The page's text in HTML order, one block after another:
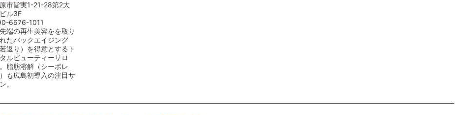
市皆実1-21-28第2大
ル3F
6676-1011
端の再生美容をを取り
たバックエイジング
若返り）を得意とするト
ルビューティーサロ
脂肪溶解（シーボレ
も広島初導入の注目サ
。